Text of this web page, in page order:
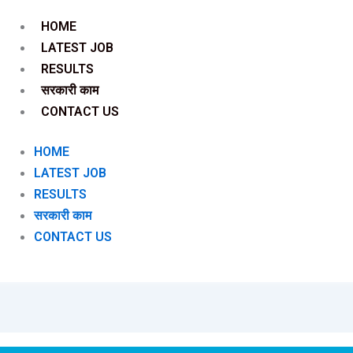
HOME
LATEST JOB
RESULTS
सरकारी काम
CONTACT US
HOME
LATEST JOB
RESULTS
सरकारी काम
CONTACT US